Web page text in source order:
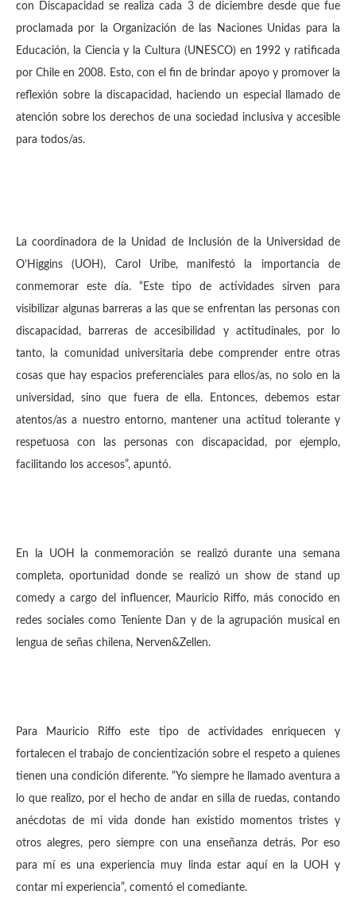
con Discapacidad se realiza cada 3 de diciembre desde que fue
proclamada por la Organización de las Naciones Unidas para la
Educación, la Ciencia y la Cultura (UNESCO) en 1992 y ratificada
por Chile en 2008. Esto, con el fin de brindar apoyo y promover la
reflexión sobre la discapacidad, haciendo un especial llamado de
atención sobre los derechos de una sociedad inclusiva y accesible
para todos/as.
La coordinadora de la Unidad de Inclusión de la Universidad de
O’Higgins (UOH), Carol Uribe, manifestó la importancia de
conmemorar este día. “Este tipo de actividades sirven para
visibilizar algunas barreras a las que se enfrentan las personas con
discapacidad, barreras de accesibilidad y actitudinales, por lo
tanto, la comunidad universitaria debe comprender entre otras
cosas que hay espacios preferenciales para ellos/as, no solo en la
universidad, sino que fuera de ella. Entonces, debemos estar
atentos/as a nuestro entorno, mantener una actitud tolerante y
respetuosa con las personas con discapacidad, por ejemplo,
facilitando los accesos”, apuntó.
En la UOH la conmemoración se realizó durante una semana
completa, oportunidad donde se realizó un show de stand up
comedy a cargo del influencer, Mauricio Riffo, más conocido en
redes sociales como Teniente Dan y de la agrupación musical en
lengua de señas chilena, Nerven&Zellen.
Para Mauricio Riffo este tipo de actividades enriquecen y
fortalecen el trabajo de concientización sobre el respeto a quienes
tienen una condición diferente. “Yo siempre he llamado aventura a
lo que realizo, por el hecho de andar en silla de ruedas, contando
anécdotas de mi vida donde han existido momentos tristes y
otros alegres, pero siempre con una enseñanza detrás. Por eso
para mí es una experiencia muy linda estar aquí en la UOH y
contar mi experiencia”, comentó el comediante.